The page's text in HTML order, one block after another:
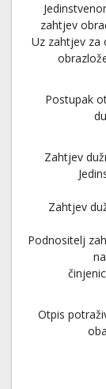
zahtjev
Uz zahtjev za
Postupak
Zahtjev
Zahtjev
Podnositelj
Otpis